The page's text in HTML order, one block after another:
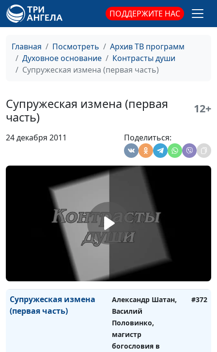
ПОДДЕРЖИТЕ НАС
Главная Посмотреть
Архив ТВ программ
Духовное основание
Контрасты души
Супружеская измена (первая часть)
Супружеская измена (первая
часть)
12+
24 декабря 2011 Поделиться:
восстановить
отношения?
магистр богословия
в области
служения
Гомосексуализм: точка
зрени Библии
Александр Шатан,
Василий Половинко,
в области
молодежного
Когда дошло до
заново?
Александр Шатан,
Василий Половинко,
магистр богословия
#374
Супружеская измена
(вторая часть)
Александр Шатан,
Василий Половинко,
магистр богословия
молодежного
служения
Супружеская измена
(первая часть)
Александр Шатан,
Василий
Половинко,
магистр
богословия в
#372